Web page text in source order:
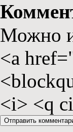
Можно
<a
<i> <q